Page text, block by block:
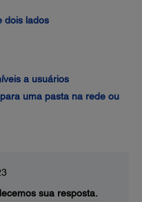
dois lados
a usuários
uma pasta na rede ou
sua resposta.